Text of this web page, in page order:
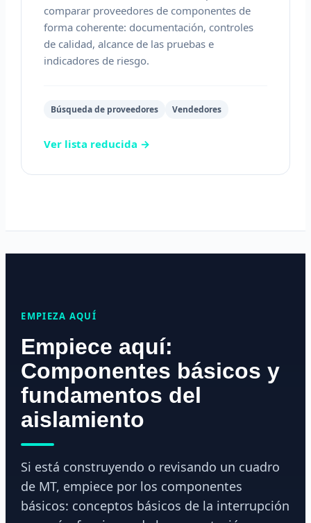
comparar proveedores de componentes de
forma coherente: documentación, controles
de calidad, alcance de las pruebas e
indicadores de riesgo.
Búsqueda de proveedores Vendedores
Ver lista reducida →
EMPIEZA AQUÍ
Empiece aquí:
Componentes básicos y
fundamentos del
aislamiento
Si está construyendo o revisando un cuadro
de MT, empiece por los componentes
básicos: conceptos básicos de la interrupción